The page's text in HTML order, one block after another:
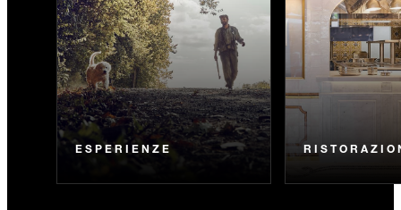
ESPERIENZE